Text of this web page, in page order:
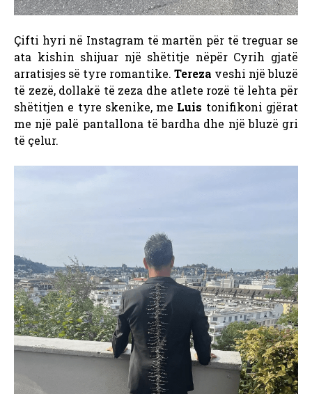
Çifti hyri në Instagram të martën për të treguar se
ata kishin shijuar një shëtitje nëpër Cyrih gjatë
arratisjes së tyre romantike. Tereza veshi një bluzë
të zezë, dollakë të zeza dhe atlete rozë të lehta për
shëtitjen e tyre skenike, me Luis tonifikoni gjërat
me një palë pantallona të bardha dhe një bluzë gri
të çelur.